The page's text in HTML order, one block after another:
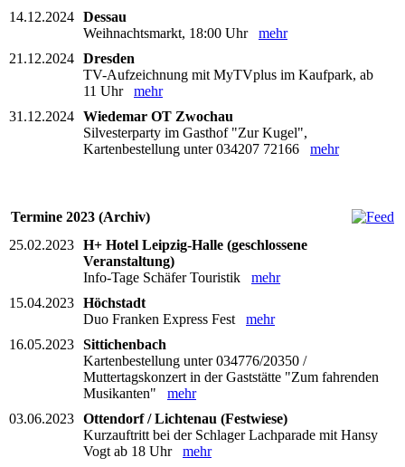
14.12.2024 Dessau
Weihnachtsmarkt, 18:00 Uhr mehr
21.12.2024 Dresden
TV-Aufzeichnung mit MyTVplus im Kaufpark, ab
11 Uhr mehr
31.12.2024 Wiedemar OT Zwochau
Silvesterparty im Gasthof "Zur Kugel",
Kartenbestellung unter 034207 72166 mehr
Termine 2023 (Archiv)
25.02.2023 H+ Hotel Leipzig-Halle (geschlossene
Veranstaltung)
Info-Tage Schäfer Touristik mehr
15.04.2023 Höchstadt
Duo Franken Express Fest mehr
16.05.2023 Sittichenbach
Kartenbestellung unter 034776/20350 /
Muttertagskonzert in der Gaststätte "Zum fahrenden
Musikanten" mehr
03.06.2023 Ottendorf / Lichtenau (Festwiese)
Kurzauftritt bei der Schlager Lachparade mit Hansy
Vogt ab 18 Uhr mehr